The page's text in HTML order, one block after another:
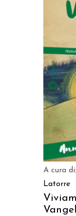
A cura di:
Latorre